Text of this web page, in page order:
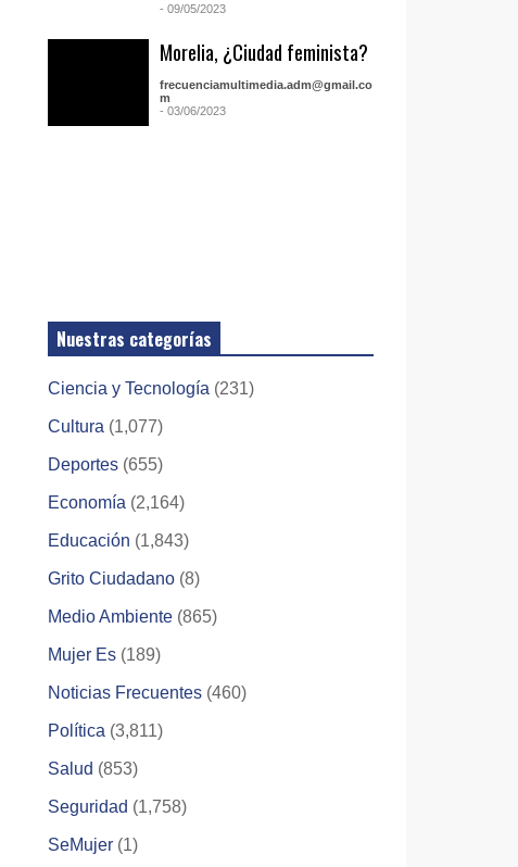
- 09/05/2023
Morelia, ¿Ciudad feminista?
frecuenciamultimedia.adm@gmail.co
m
- 03/06/2023
Nuestras categorías
Ciencia y Tecnología (231)
Cultura (1,077)
Deportes (655)
Economía (2,164)
Educación (1,843)
Grito Ciudadano (8)
Medio Ambiente (865)
Mujer Es (189)
Noticias Frecuentes (460)
Política (3,811)
Salud (853)
Seguridad (1,758)
SeMujer (1)